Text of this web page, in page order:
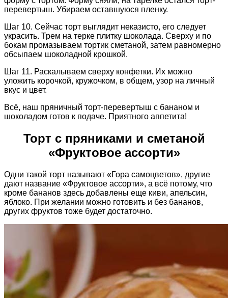
перевертыш. Убираем оставшуюся пленку.
Шаг 10. Сейчас торт выглядит неказисто, его следует
украсить. Трем на терке плитку шоколада. Сверху и по
бокам промазываем тортик сметаной, затем равномерно
обсыпаем шоколадной крошкой.
Шаг 11. Раскалываем сверху конфетки. Их можно
уложить корочкой, кружочком, в общем, узор на личный
вкус и цвет.
Всё, наш пряничный торт-перевертыш с бананом и
шоколадом готов к подаче. Приятного аппетита!
Торт с пряниками и сметаной
«Фруктовое ассорти»
Одни такой торт называют «Гора самоцветов», другие
дают название «Фруктовое ассорти», а всё потому, что
кроме бананов здесь добавлены еще киви, апельсин,
яблоко. При желании можно готовить и без бананов,
других фруктов тоже будет достаточно.